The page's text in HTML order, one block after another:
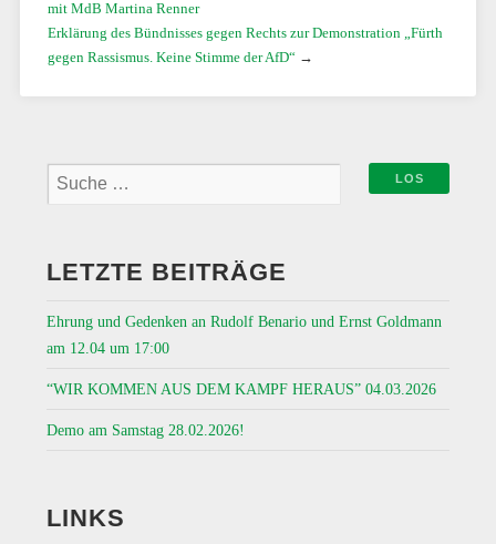
mit MdB Martina Renner
Erklärung des Bündnisses gegen Rechts zur Demonstration „Fürth
gegen Rassismus. Keine Stimme der AfD“→
LETZTE BEITRÄGE
Ehrung und Gedenken an Rudolf Benario und Ernst Goldmann
am 12.04 um 17:00
“WIR KOMMEN AUS DEM KAMPF HERAUS” 04.03.2026
Demo am Samstag 28.02.2026!
LINKS